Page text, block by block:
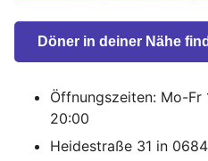
Döner in deiner Nähe
Öffnungszeiten: Mo-Fr
20:00
Heidestraße 31 in